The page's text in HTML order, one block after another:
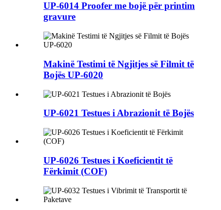
UP-6014 Proofer me bojë për printim
gravure
Makinë Testimi të Ngjitjes së Filmit të
Bojës UP-6020
UP-6021 Testues i Abrazionit të Bojës
UP-6026 Testues i Koeficientit të
Fërkimit (COF)